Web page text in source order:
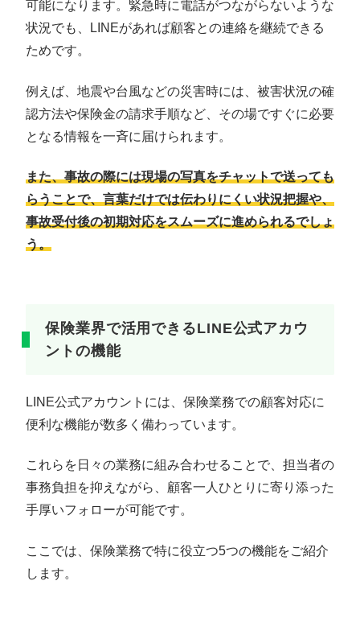
可能になります。緊急時に電話がつながらないような
状況でも、LINEがあれば顧客との連絡を継続できる
ためです。
例えば、地震や台風などの災害時には、被害状況の確
認方法や保険金の請求手順など、その場ですぐに必要
となる情報を一斉に届けられます。
また、事故の際には現場の写真をチャットで送っても
らうことで、言葉だけでは伝わりにくい状況把握や、
事故受付後の初期対応をスムーズに進められるでしょ
う。
保険業界で活用できるLINE公式アカウ
ントの機能
LINE公式アカウントには、保険業務での顧客対応に
便利な機能が数多く備わっています。
これらを日々の業務に組み合わせることで、担当者の
事務負担を抑えながら、顧客一人ひとりに寄り添った
手厚いフォローが可能です。
ここでは、保険業務で特に役立つ5つの機能をご紹介
します。